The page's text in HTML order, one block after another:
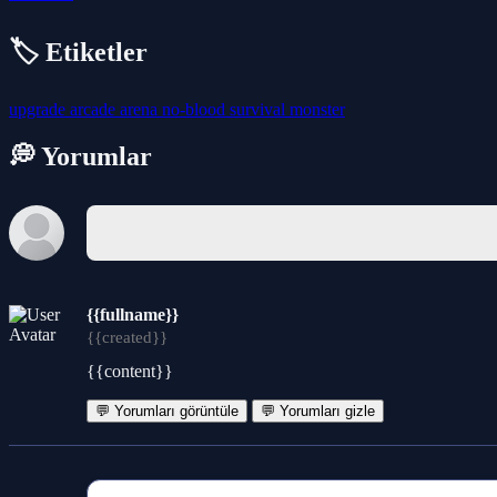
🏷️ Etiketler
upgrade arcade arena no-blood survival monster
💭 Yorumlar
{{fullname}}
{{created}}
{{content}}
💬 Yorumları görüntüle 💬 Yorumları gizle